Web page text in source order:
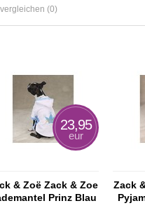
(0)
23,95
eur
& Zoë Zack & Zoe
Prinz Blau
Zack